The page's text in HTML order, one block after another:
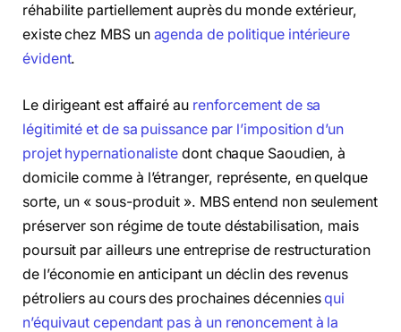
réhabilite partiellement auprès du monde extérieur,
existe chez MBS un agenda de politique intérieure
évident.
Le dirigeant est affairé au renforcement de sa
légitimité et de sa puissance par l’imposition d’un
projet hypernationaliste dont chaque Saoudien, à
domicile comme à l’étranger, représente, en quelque
sorte, un « sous-produit ». MBS entend non seulement
préserver son régime de toute déstabilisation, mais
poursuit par ailleurs une entreprise de restructuration
de l’économie en anticipant un déclin des revenus
pétroliers au cours des prochaines décenniesqui
n’équivaut cependant pas à un renoncement à la